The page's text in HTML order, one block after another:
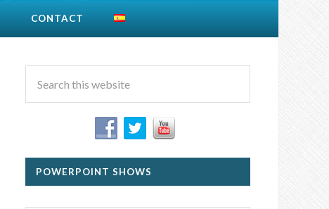
CONTACT
POWERPOINT SHOWS